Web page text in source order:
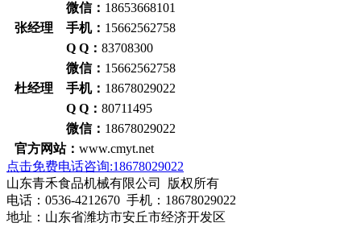
微信： 18653668101
张经理 手机： 15662562758
Q Q： 83708300
微信： 15662562758
杜经理 手机： 18678029022
Q Q： 80711495
微信： 18678029022
官方网站： www.cmyt.net
点击免费电话咨询:18678029022
山东青禾食品机械有限公司 版权所有
电话：0536-4212670 手机：18678029022
地址：山东省潍坊市安丘市经济开发区